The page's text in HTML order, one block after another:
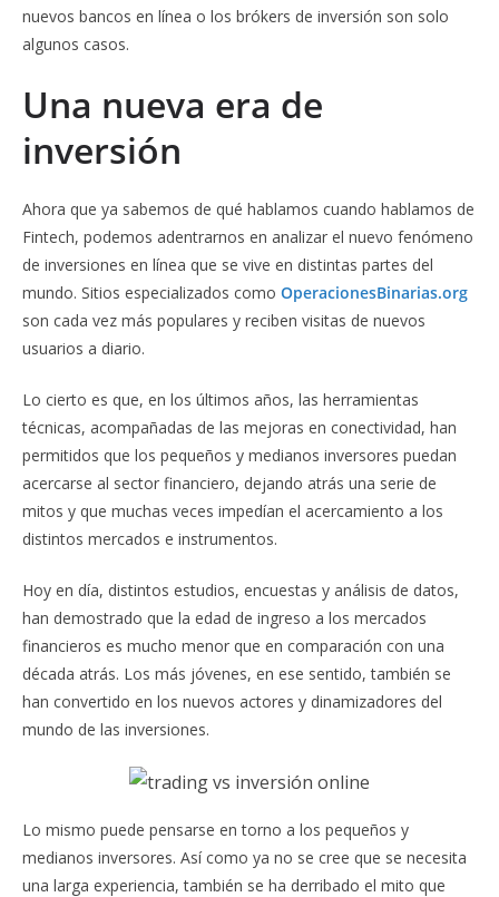
nuevos bancos en línea o los brókers de inversión son solo
algunos casos.
Una nueva era de
inversión
Ahora que ya sabemos de qué hablamos cuando hablamos de
Fintech, podemos adentrarnos en analizar el nuevo fenómeno
de inversiones en línea que se vive en distintas partes del
mundo. Sitios especializados como OperacionesBinarias.org
son cada vez más populares y reciben visitas de nuevos
usuarios a diario.
Lo cierto es que, en los últimos años, las herramientas
técnicas, acompañadas de las mejoras en conectividad, han
permitidos que los pequeños y medianos inversores puedan
acercarse al sector financiero, dejando atrás una serie de
mitos y que muchas veces impedían el acercamiento a los
distintos mercados e instrumentos.
Hoy en día, distintos estudios, encuestas y análisis de datos,
han demostrado que la edad de ingreso a los mercados
financieros es mucho menor que en comparación con una
década atrás. Los más jóvenes, en ese sentido, también se
han convertido en los nuevos actores y dinamizadores del
mundo de las inversiones.
Lo mismo puede pensarse en torno a los pequeños y
medianos inversores. Así como ya no se cree que se necesita
una larga experiencia, también se ha derribado el mito que